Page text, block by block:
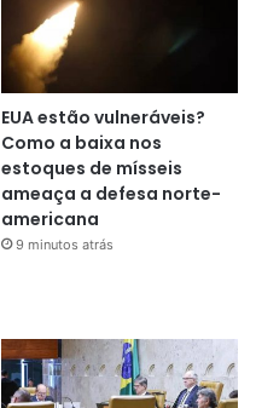
EUA estão vulneráveis?
Como a baixa nos
estoques de mísseis
ameaça a defesa norte-
americana
9 minutos atrás